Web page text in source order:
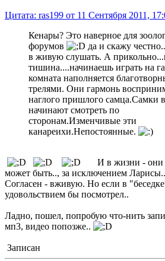
Цитата: ras199 от 11 Сентября 2011,
Кенары? Это наверное для
форумов
да и скажу
в живую слушать. А
тишина....начинаешь играть на
комната наполняется
трелями. Они гармонь
наглого пришлого самца.Самки
начинают смотреть по
сторонам.Изменчивые эти
канареихи.Непостоянные.
И в жизни - они
может быть.., за исключением
Согласен - вживую. Но если в
удовольствием бы посмотрел..
Ладно, пошел, попробую что-нить
мп3, видео попозже..
Записан